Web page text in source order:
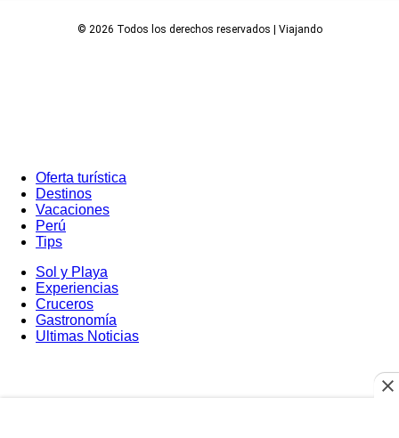
© 2026 Todos los derechos reservados | Viajando
Oferta turística
Destinos
Vacaciones
Perú
Tips
Sol y Playa
Experiencias
Cruceros
Gastronomía
Ultimas Noticias